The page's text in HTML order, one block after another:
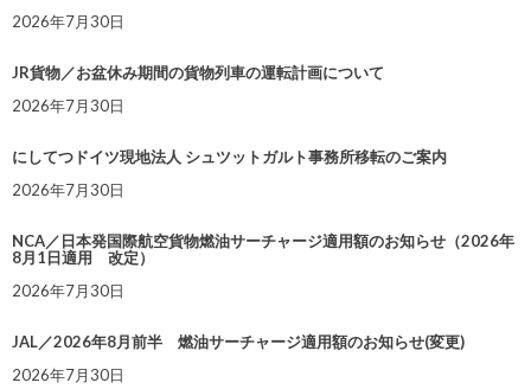
2026年7月30日
JR貨物／お盆休み期間の貨物列車の運転計画について
2026年7月30日
にしてつドイツ現地法人 シュツットガルト事務所移転のご案内
2026年7月30日
NCA／日本発国際航空貨物燃油サーチャージ適用額のお知らせ（2026年
8月1日適用 改定）
2026年7月30日
JAL／2026年8月前半 燃油サーチャージ適用額のお知らせ(変更)
2026年7月30日